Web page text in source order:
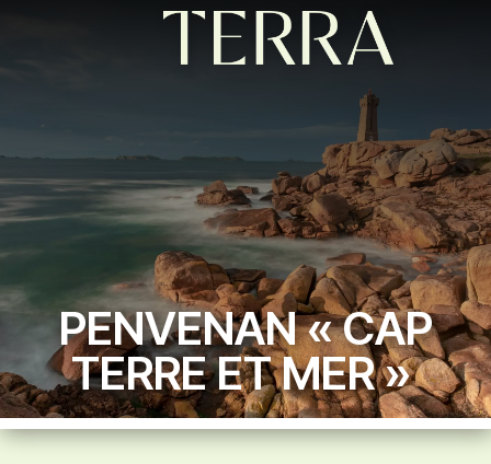
PENVENAN « CAP
TERRE ET MER »